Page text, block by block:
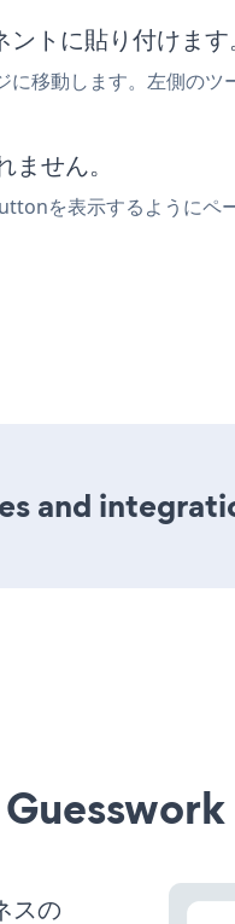
トに貼り付けます
移動します。左側の
せん。
を表示するようにペ
and
スの